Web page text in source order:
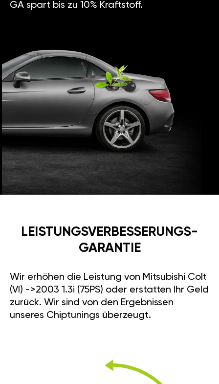
GA spart bis zu 10% Kraftstoff.
LEISTUNGSVERBESSE­RUNGS­
GARANTIE
Wir erhöhen die Leistung von Mitsubishi Colt
(VI) ->2003 1.3i (75PS) oder erstatten Ihr Geld
zurück. Wir sind von den Ergebnissen
unseres Chiptunings überzeugt.